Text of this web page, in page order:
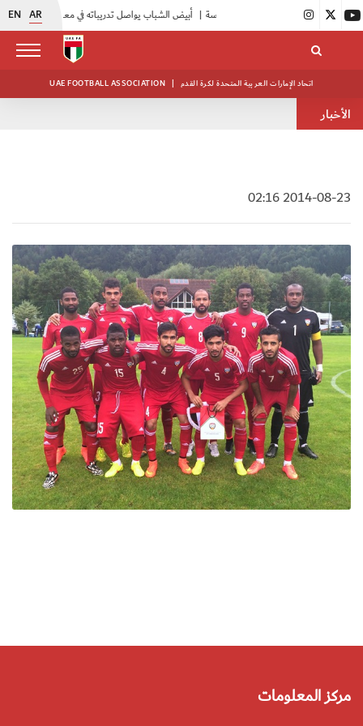
EN AR منتخبنا للناشئين يختتم معسكره الخارجي في صربيا | |
UAE FOOTBALL ASSOCIATION | اتحاد الإمارات العربية المتحدة لكرة القدم
الأخبار
2014-08-23 02:16
مركز المعلومات